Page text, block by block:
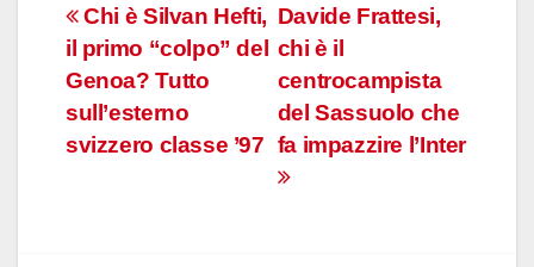
Navigazione
articoli
Davide Frattesi,
chi è il
centrocampista
del Sassuolo che
fa impazzire l’Inter
Chi è Silvan Hefti,
il primo “colpo” del
Genoa? Tutto
sull’esterno
svizzero classe ’97